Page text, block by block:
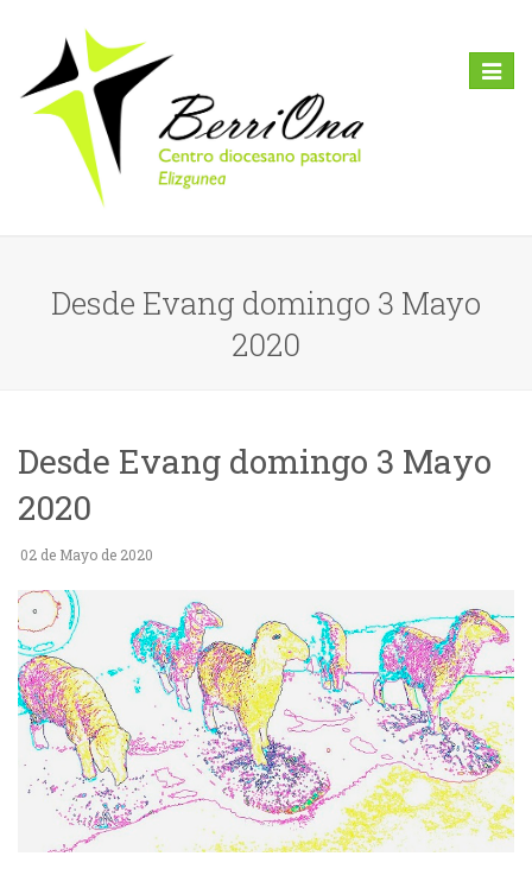
Toggle
Desde Evang domingo 3 Mayo
2020
Desde Evang domingo 3 Mayo
2020
02 de Mayo de 2020